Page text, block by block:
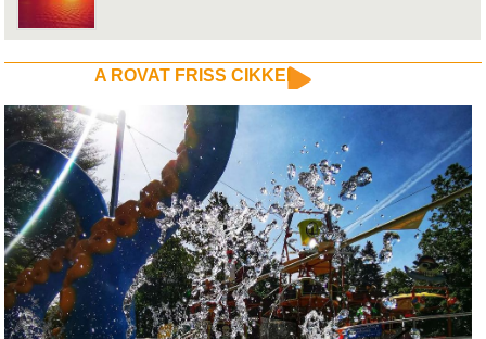
A ROVAT FRISS CIKKEI